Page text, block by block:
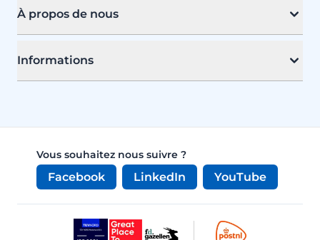
À propos de nous
Informations
Vous souhaitez nous suivre ?
Facebook LinkedIn YouTube